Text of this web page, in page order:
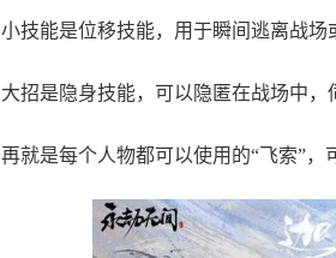
小技能是位移技能，用于瞬间逃离战场
大招是隐身技能，可以隐匿在战场中，
再就是每个人物都可以使用的“飞索”，